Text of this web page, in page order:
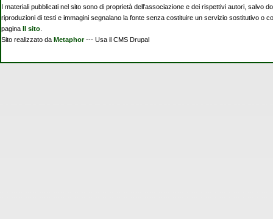
I materiali pubblicati nel sito sono di proprietà dell'associazione e dei rispettivi autori, salvo
riproduzioni di testi e immagini segnalano la fonte senza costituire un servizio sostitutivo o
pagina Il sito
Sito realizzato da Metaphor--- Usa il CMS Drupal